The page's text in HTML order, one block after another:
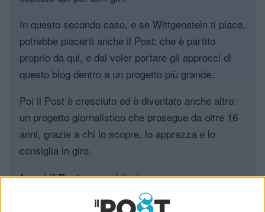
In questo secondo caso, e se Wittgenstein ti piace,
potrebbe piacerti anche il Post: che è partito
proprio da qui, e dal voler portare gli approcci di
questo blog dentro a un progetto più grande.
Poi il Post è cresciuto ed è diventato anche altro:
un progetto giornalistico che prosegue da oltre 16
anni, grazie a chi lo scopre, lo apprezza e lo
consiglia in giro.
Leggi il Post, magari ti piace